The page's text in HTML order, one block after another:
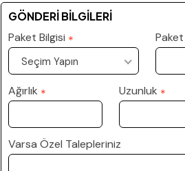
GÖNDERİ BİLGİLERİ
Paket Bilgisi *
Seçim Yapın
Ağırlık * Uzunluk *
Varsa Özel Talepleriniz